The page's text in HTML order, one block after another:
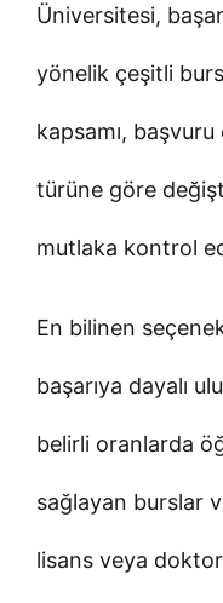
Üniversitesi,
yönelik çeşitli
kapsamı,
türüne göre
mutlaka kontrol
En bilinen
başarıya dayalı
belirli oranlarda
sağlayan burslar
lisans veya